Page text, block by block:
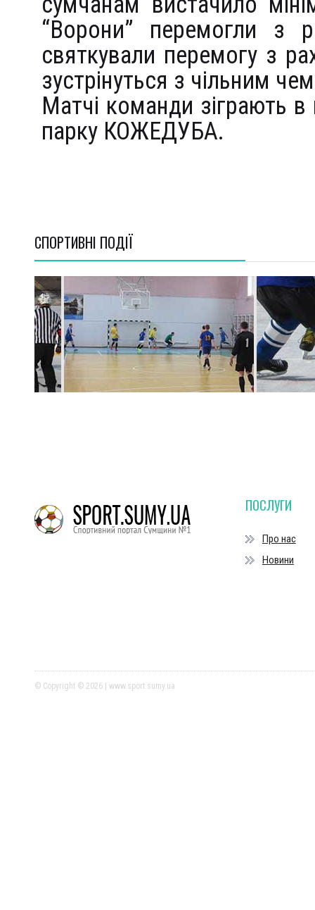
“Ворони” перемогли з
святкували перемогу з
зустрінуться з чільним
Матчі команди зіграють в
парку КОЖЕДУБА.
СПОРТИВНI ПОДІЇ
ПОСЛУГИ
Про нас
Новини
© Copyright © 2026 | www.sport.sumy.ua